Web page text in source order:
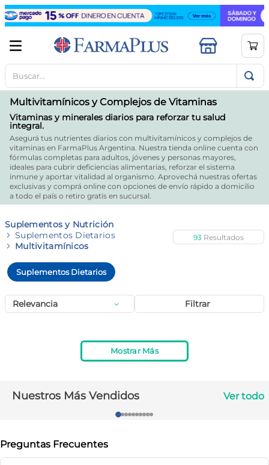
Buscar...
Multivitamínicos y Complejos de Vitaminas
Vitaminas y minerales diarios para reforzar tu salud
integral.
Asegurá tus nutrientes diarios con multivitamínicos y complejos de
vitaminas en FarmaPlus Argentina. Nuestra tienda online cuenta con
fórmulas completas para adultos, jóvenes y personas mayores,
ideales para cubrir deficiencias alimentarias, reforzar el sistema
inmune y aportar vitalidad al organismo. Aprovechá nuestras ofertas
exclusivas y comprá online con opciones de envío rápido a domicilio
a todo el país o retiro gratis en sucursal.
Suplementos y Nutrición
Suplementos Dietarios
Multivitamínicos
93
Suplementos Dietarios
Filtrar
Relevancia
Mostrar Más
Nuestros Más Vendidos Ver todo
Preguntas Frecuentes
TÉRMINOS MÁS BUSCADOS
1.
mela b3
2.
cerave limpieza
3
creatina
4.
loreal
5.
shampoo
6.
proteina
8.
vitamina c
9.
contorno ojos
10. magnesio